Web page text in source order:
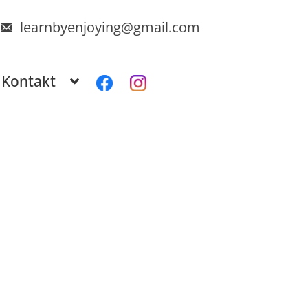
learnbyenjoying@gmail.com
Kontakt